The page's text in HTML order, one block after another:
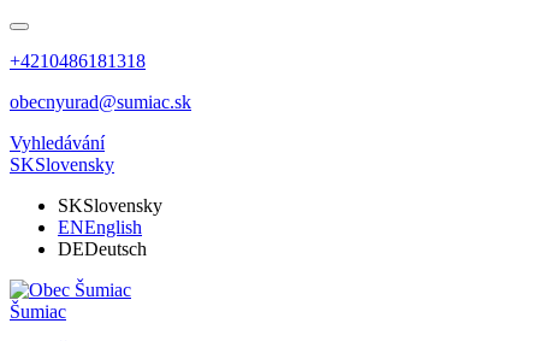
+4210486181318
obecnyurad@sumiac.sk
Vyhledávání
SKSlovensky
SKSlovensky
ENEnglish
DEDeutsch
Šumiac